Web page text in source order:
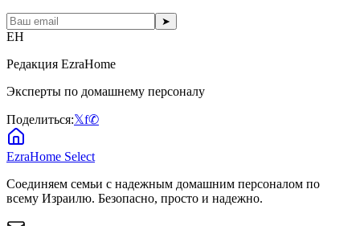
➤
EH
Редакция EzraHome
Эксперты по домашнему персоналу
Поделиться:𝕏f✆
EzraHome Select
Соединяем семьи с надежным домашним персоналом по
всему Израилю. Безопасно, просто и надежно.